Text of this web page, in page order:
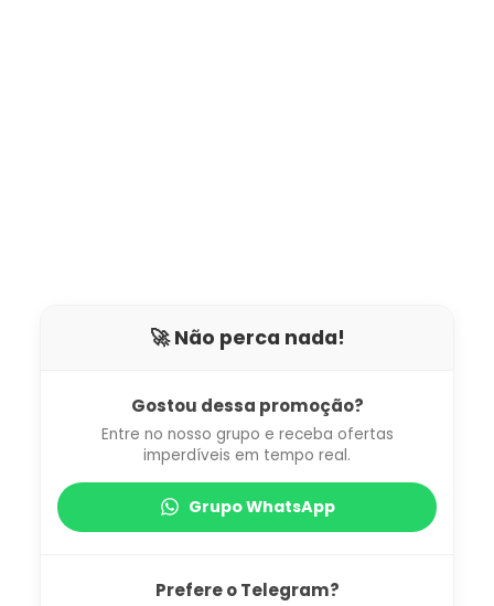
🚀 Não perca nada!
Gostou dessa promoção?
Entre no nosso grupo e receba ofertas
imperdíveis em tempo real.
Grupo WhatsApp
Prefere o Telegram?